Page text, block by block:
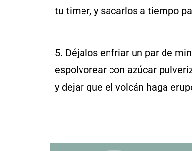
tu timer, y sacarlos a tiempo
5. Déjalos enfriar un par de
espolvorear con azúcar
y dejar que el volcán haga